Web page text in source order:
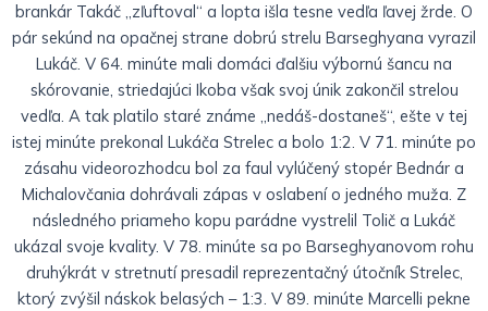
brankár Takáč „zľuftoval“ a lopta išla tesne vedľa ľavej žrde. O
pár sekúnd na opačnej strane dobrú strelu Barseghyana vyrazil
Lukáč. V 64. minúte mali domáci ďalšiu výbornú šancu na
skórovanie, striedajúci Ikoba však svoj únik zakončil strelou
vedľa. A tak platilo staré známe „nedáš-dostaneš“, ešte v tej
istej minúte prekonal Lukáča Strelec a bolo 1:2. V 71. minúte po
zásahu videorozhodcu bol za faul vylúčený stopér Bednár a
Michalovčania dohrávali zápas v oslabení o jedného muža. Z
následného priameho kopu parádne vystrelil Tolič a Lukáč
ukázal svoje kvality. V 78. minúte sa po Barseghyanovom rohu
druhýkrát v stretnutí presadil reprezentačný útočník Strelec,
ktorý zvýšil náskok belasých – 1:3. V 89. minúte Marcelli pekne